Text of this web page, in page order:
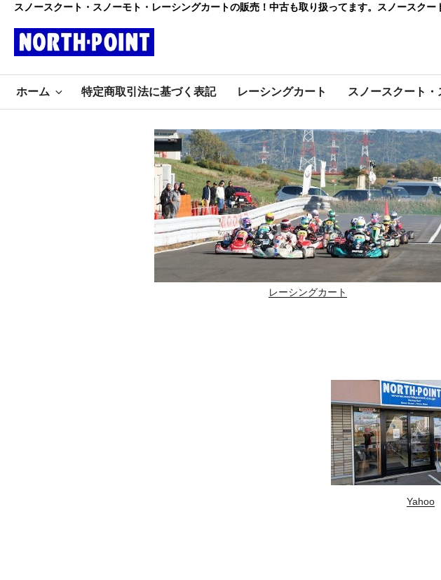
スノースクート・スノーモト・レーシングカートの販売！中古も取り扱ってます。スノースク
レーシング
カート・スノ
ースクート
ノースポイ
ト・カートショップ
ホーム 特定商取引法に基づく表記 レーシングカート スノースクート・
レーシングカート
Yahoo